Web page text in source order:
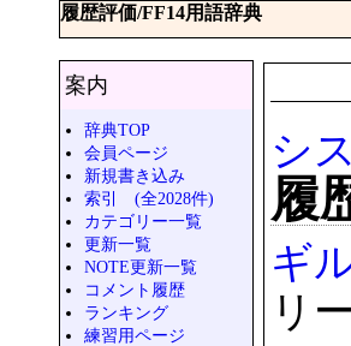
履歴評価/FF14用語辞典
案内
辞典TOP
会員ページ
新規書き込み
索引 (全2028件)
カテゴリー一覧
更新一覧
NOTE更新一覧
コメント履歴
ランキング
練習用ページ
シ
履
ギ
リ